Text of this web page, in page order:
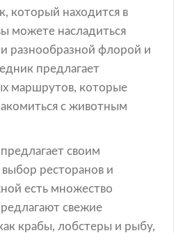
который находится в
можете насладиться
разнообразной флорой и
предлагает
маршрутов, которые
с животным
своим
ресторанов и
есть множество
свежие
крабы, лобстеры и рыбу,